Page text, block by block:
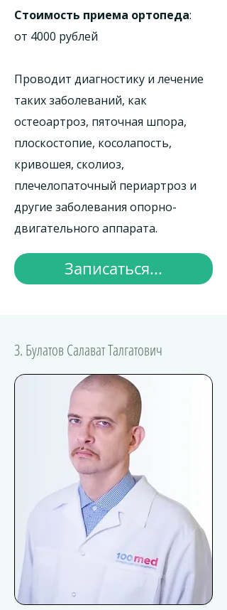
Стоимость приема ортопеда:
от 4000 рублей
Проводит диагностику и лечение
таких заболеваний, как
остеоартроз, пяточная шпора,
плоскостопие, косолапость,
кривошея, сколиоз,
плечелопаточный периартроз и
другие заболевания опорно-
двигательного аппарата.
Записаться...
3. Булатов Салават Талгатович